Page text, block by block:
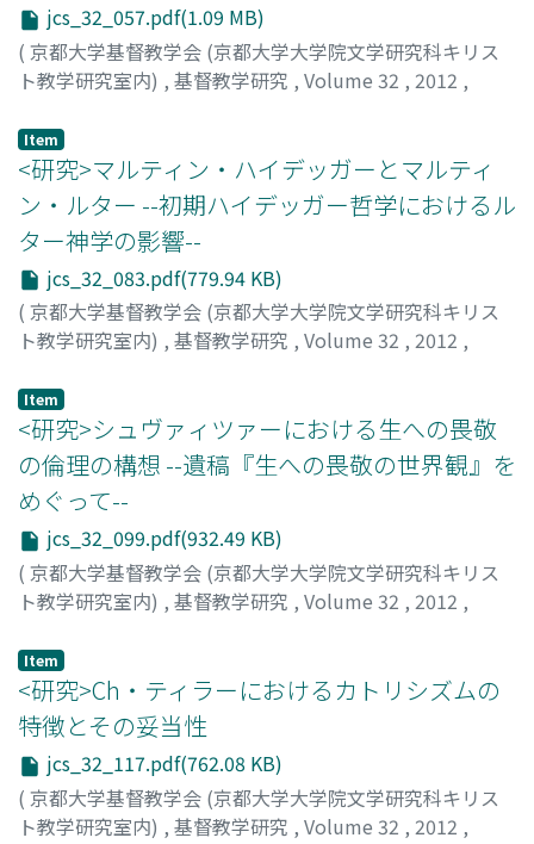
jcs_32_057.pdf(1.09 MB)
( 京都大学基督教学会 (京都大学大学院文学研究科キリス
ト教学研究室内) , 基督教学研究 , Volume 32 , 2012 ,
今井, 尚生
Item
<研究>マルティン・ハイデッガーとマルティ
ン・ルター --初期ハイデッガー哲学におけるル
ター神学の影響--
jcs_32_083.pdf(779.94 KB)
( 京都大学基督教学会 (京都大学大学院文学研究科キリス
ト教学研究室内) , 基督教学研究 , Volume 32 , 2012 ,
上原, 潔
Item
<研究>シュヴァィツァーにおける生への畏敬
の倫理の構想 --遺稿『生への畏敬の世界観』を
めぐって--
jcs_32_099.pdf(932.49 KB)
( 京都大学基督教学会 (京都大学大学院文学研究科キリス
ト教学研究室内) , 基督教学研究 , Volume 32 , 2012 ,
岩井, 謙太郎
Item
<研究>Ch・ティラーにおけるカトリシズムの
特徴とその妥当性
jcs_32_117.pdf(762.08 KB)
( 京都大学基督教学会 (京都大学大学院文学研究科キリス
ト教学研究室内) , 基督教学研究 , Volume 32 , 2012 ,